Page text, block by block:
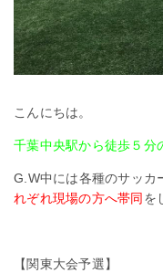
こんにちは。
千葉中央駅から徒歩５分
G.W中には各種のサッカ
れぞれ現場の方へ帯同 を
【関東大会予選】